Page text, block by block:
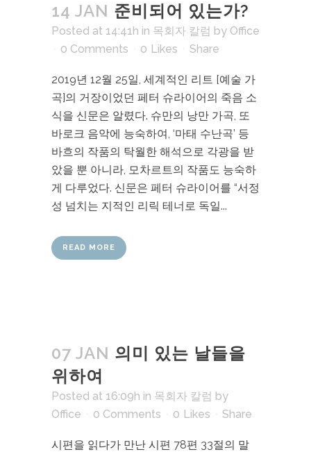
14 JAN 준비되어 있는가?
Posted at 14:41h in 목회자 칼럼 by Office
0 Comments
0 Likes Share
2019년 12월 25일, 세계적인 리트 [예술 가
곡]의 거장이었던 페터 슈라이어의 죽음 소
식을 신문은 알렸다. 슈만의 낭만 가곡, 또
바로크 음악에 능숙하여, ‘마태 수난곡’ 등
바흐의 작품의 탁월한 해석으로 각광을 받
았을 뿐 아니라, 모차르트의 작품도 능숙하
게 다루었다. 신문은 페터 슈라이어를 “서정
성 넘치는 지적인 리릭 테너로 독일...
READ MORE
07 JAN 의미 있는 날들을
위하여
Posted at 16:09h in 목회자 칼럼 by
Office
0 Comments 0 Likes Share
시편을 읽다가 만난 시편 78편 33절의 말